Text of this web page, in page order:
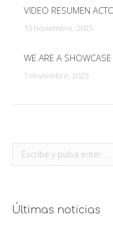
VIDEO RESUMEN
15 noviembre, 2025
WE ARE A
7 noviembre, 2025
Buscar:
Últimas noticias